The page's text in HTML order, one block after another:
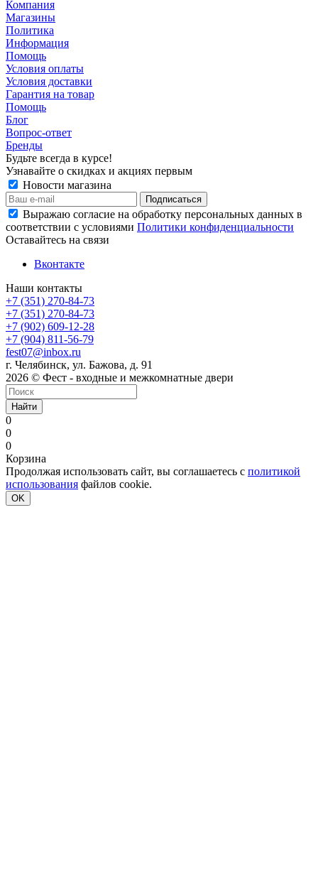
Компания
Магазины
Политика
Информация
Помощь
Условия оплаты
Условия доставки
Гарантия на товар
Помощь
Блог
Вопрос-ответ
Бренды
Будьте всегда в курсе!
Узнавайте о скидках и акциях первым
Новости магазина
Выражаю согласие на обработку персональных данных в
соответствии с условиями Политики конфиденциальности
Оставайтесь на связи
Вконтакте
Наши контакты
+7 (351) 270-84-73
+7 (351) 270-84-73
+7 (902) 609-12-28
+7 (904) 811-56-79
fest07@inbox.ru
г. Челябинск, ул. Бажова, д. 91
2026 © Фест - входные и межкомнатные двери
Найти
0
0
0
Корзина
Продолжая использовать сайт, вы соглашаетесь с политикой
использования файлов cookie.
OK